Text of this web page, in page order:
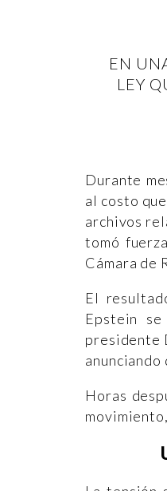
EN
LEY
Durante
al costo
archivos
tomó
Cámara de
El
Epstein
presidente
anunciando
Horas